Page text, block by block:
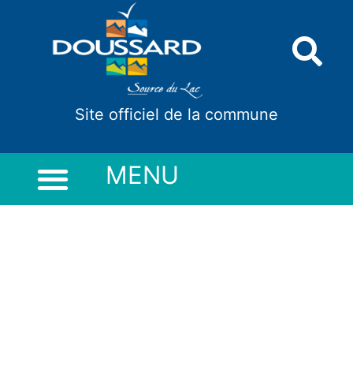
Site officiel de la commune
MENU
Panneau de gestion des cookies